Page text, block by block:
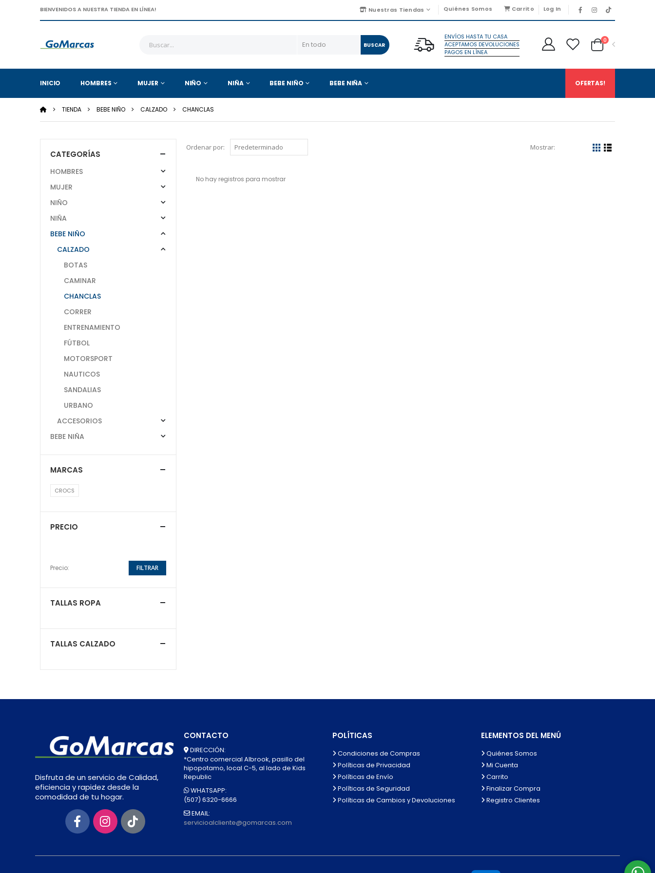
BIENVENIDOS A NUESTRA TIENDA EN LÍNEA! Nuestras Tiendas Quiénes Somos Carrito Log In
BUSCAR
ENVÍOS HASTA TU CASA
ACEPTAMOS DEVOLUCIONES
PAGOS EN LÍNEA
0
INICIO HOMBRES MUJER NIÑO NIÑA BEBE NIÑO BEBE NIÑA OFERTAS!
TIENDA BEBE NIÑO CALZADO CHANCLAS
Ordenar por: Mostrar:
No hay registros para mostrar
CATEGORÍAS
HOMBRES
MUJER
NIÑO
NIÑA
BEBE NIÑO
CALZADO
BOTAS
CAMINAR
CHANCLAS
CORRER
ENTRENAMIENTO
FÚTBOL
MOTORSPORT
NAUTICOS
SANDALIAS
URBANO
ACCESORIOS
BEBE NIÑA
MARCAS
CROCS
PRECIO
Precio: FILTRAR
TALLAS ROPA
TALLAS CALZADO
Disfruta de un servicio de Calidad,
eficiencia y rapidez desde la
comodidad de tu hogar.
CONTACTO
DIRECCIÓN:
*Centro comercial Albrook, pasillo del
hipopotamo, local C-5, al lado de Kids
Republic
WHATSAPP:
(507) 6320-6666
EMAIL:
servicioalcliente@gomarcas.com
POLÍTICAS
Condiciones de Compras
Políticas de Privacidad
Políticas de Envío
Políticas de Seguridad
Políticas de Cambios y Devoluciones
ELEMENTOS DEL MENÚ
Quiénes Somos
Mi Cuenta
Carrito
Finalizar Compra
Registro Clientes